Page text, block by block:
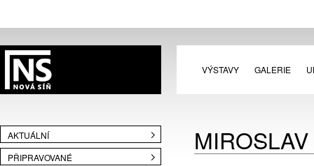
VÝSTAVY GALERIE
AKTUÁLNÍ
PŘIPRAVOVANÉ